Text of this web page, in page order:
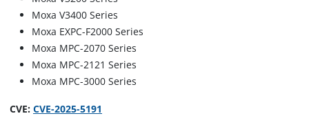
Moxa V3400 Series
Moxa EXPC-F2000 Series
Moxa MPC-2070 Series
Moxa MPC-2121 Series
Moxa MPC-3000 Series
CVE: CVE-2025-5191